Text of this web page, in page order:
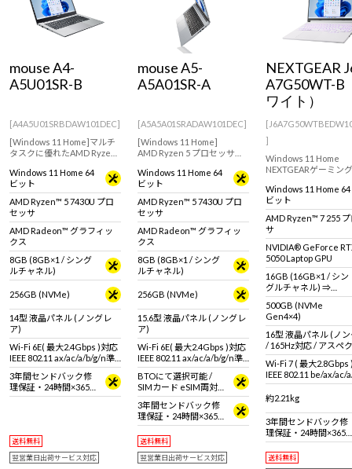
mouse A4-
A5U01SR-B
[A4A5U01SRBDAW101DEC]
[Windows 11 Home]マルチ
タスクに優れたAMD Ryzen
日常使いに十分なスペック
を備えた14型ノート！高い
堅牢性と耐久性を実証され
た【MIL規格】適合PC！
Windows 11 Home 64
ビット
AMD Ryzen™ 5 7430U プロ
セッサ
AMD Radeon™ グラフィッ
クス
8GB (8GB×1 / シング
ルチャネル)
256GB (NVMe)
14型 液晶パネル (ノングレ
ア)
Wi-Fi 6E( 最大2.4Gbps )対応
IEEE 802.11 ax/ac/a/b/g/n準
拠 ＋ Bluetooth 5内蔵
3年間センドバック修
理保証・24時間×365
日電話サポート
送料無料
翌営業日出荷サービス対応
mouse A5-
A5A01SR-A
[A5A5A01SRADAW101DEC]
[Windows 11 Home]
AMD Ryzen 5 プロセッサを
ンスの高い15.6型ノート
PC！普段使いからオフィス
ワークまでマルチに使える
スタンダードPC
Windows 11 Home 64
ビット
AMD Ryzen™ 5 7430U プロ
セッサ
AMD Radeon™ グラフィッ
クス
8GB (8GB×1 / シング
ルチャネル)
256GB (NVMe)
15.6型 液晶パネル (ノングレ
ア)
Wi-Fi 6E( 最大2.4Gbps )対応
IEEE 802.11 ax/ac/a/b/g/n準
拠 ＋ Bluetooth 5内蔵
BTOにて選択可能 /
SIMカード eSIM両対
応 SIMカードサイズ :
標準SIMカード
3年間センドバック修
理保証・24時間×365
日電話サポート
送料無料
翌営業日出荷サービス対応
NEXTGEAR
A7G50WT-B
ワイト）
]
Windows 11 Home
NEXTGEARゲーミン
ーズ搭載モデルが登
体デザインの外観を
に。シャープな筐体
のスペックを搭載。
Windows 11 Home 64
ビット
AMD Ryzen™ 7 255
サ
NVIDIA® GeForce
5050 Laptop GPU
16GB (16GB×1 / シン
グルチャネル) ⇒
32GB (32GB×1 / シン
グルチャネル)＜ 2026
年7月27日 15時00分～
2026年8月17日 14時
分＞
500GB (NVMe
Gen4×4)
16型 液晶パネル (ノ
/ 165Hz対応 / アスペ
16:10)
Wi-Fi 7 ( 最大2.8Gbps
IEEE 802.11 be/ax/ac/
準拠 ＋ Bluetooth 5内
約2.21kg
3年間センドバック修
理保証・24時間×365
日電話サポート
送料無料